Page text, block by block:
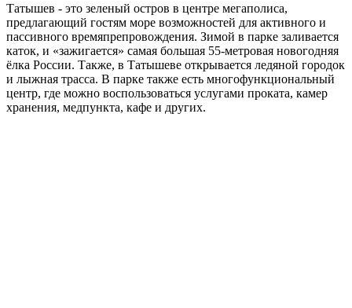
Татышев - это зеленый остров в центре мегаполиса,
предлагающий гостям море возможностей для активного и
пассивного времяпрепровождения. Зимой в парке заливается
каток, и «зажигается» самая большая 55-метровая новогодняя
ёлка России. Также, в Татышеве открывается ледяной городок
и лыжная трасса. В парке также есть многофункциональный
центр, где можно воспользоваться услугами проката, камер
хранения, медпункта, кафе и других.